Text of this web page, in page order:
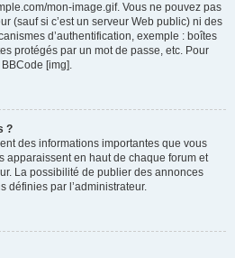
mon-image.gif. Vous ne pouvez pas
(sauf si c’est un serveur Web public) ni des
d’authentification, exemple : boîtes
protégés par un mot de passe, etc. Pour
[img].
?
des informations importantes que vous
apparaissent en haut de chaque forum et
La possibilité de publier des annonces
définies par l’administrateur.